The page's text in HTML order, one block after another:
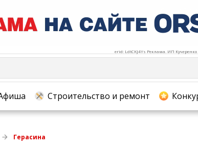
erid: LdtCKJ4Ys Реклама. ИП
Строительство и ремонт
и связь
и финансы
→
Герасина